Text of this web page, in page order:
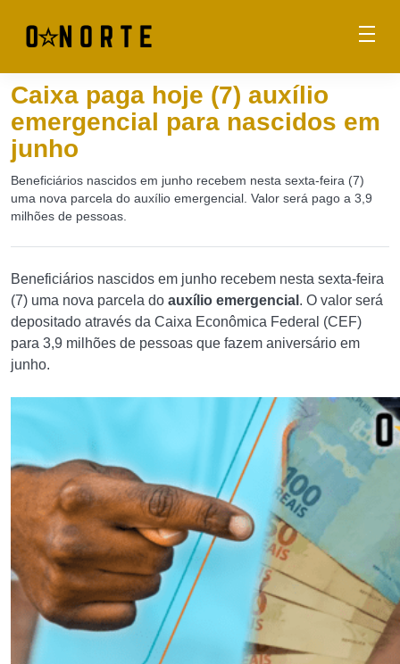
Caixa paga hoje (7) auxílio
emergencial para nascidos em
junho
Beneficiários nascidos em junho recebem nesta sexta-feira (7)
uma nova parcela do auxílio emergencial. Valor será pago a 3,9
milhões de pessoas.
Beneficiários nascidos em junho recebem nesta sexta-feira
(7) uma nova parcela do auxílio emergencial . O valor será
depositado através da Caixa Econômica Federal (CEF)
para 3,9 milhões de pessoas que fazem aniversário em
junho.